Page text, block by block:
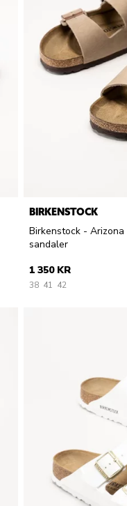
BIRKENSTOCK
Birkenstock -
sandaler
1 350 KR
38 41 42